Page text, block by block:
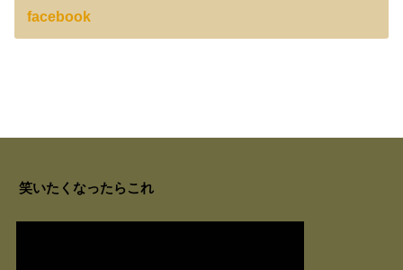
facebook
笑いたくなったらこれ